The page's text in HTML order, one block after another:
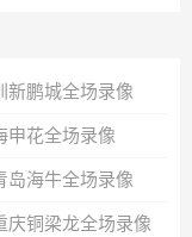
新鹏城全场录像
申花全场录像
岛海牛全场录像
庆铜梁龙全场录像